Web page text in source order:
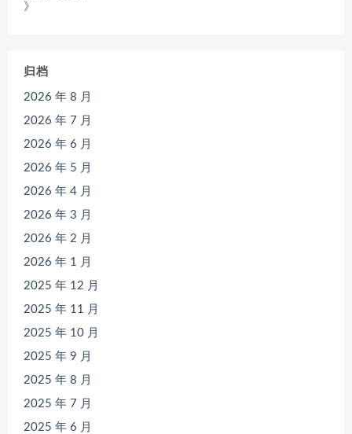
》
归档
2026 年 8 月
2026 年 7 月
2026 年 6 月
2026 年 5 月
2026 年 4 月
2026 年 3 月
2026 年 2 月
2026 年 1 月
2025 年 12 月
2025 年 11 月
2025 年 10 月
2025 年 9 月
2025 年 8 月
2025 年 7 月
2025 年 6 月